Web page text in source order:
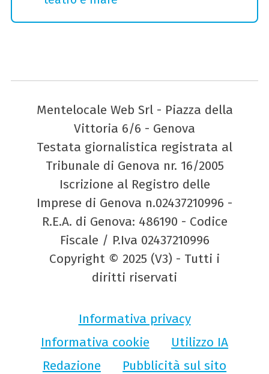
Mentelocale Web Srl - Piazza della
Vittoria 6/6 - Genova
Testata giornalistica registrata al
Tribunale di Genova nr. 16/2005
Iscrizione al Registro delle
Imprese di Genova n.02437210996 -
R.E.A. di Genova: 486190 - Codice
Fiscale / P.Iva 02437210996
Copyright © 2025 (V3) - Tutti i
diritti riservati
Informativa privacy
Informativa cookie
Utilizzo IA
Redazione
Pubblicità sul sito